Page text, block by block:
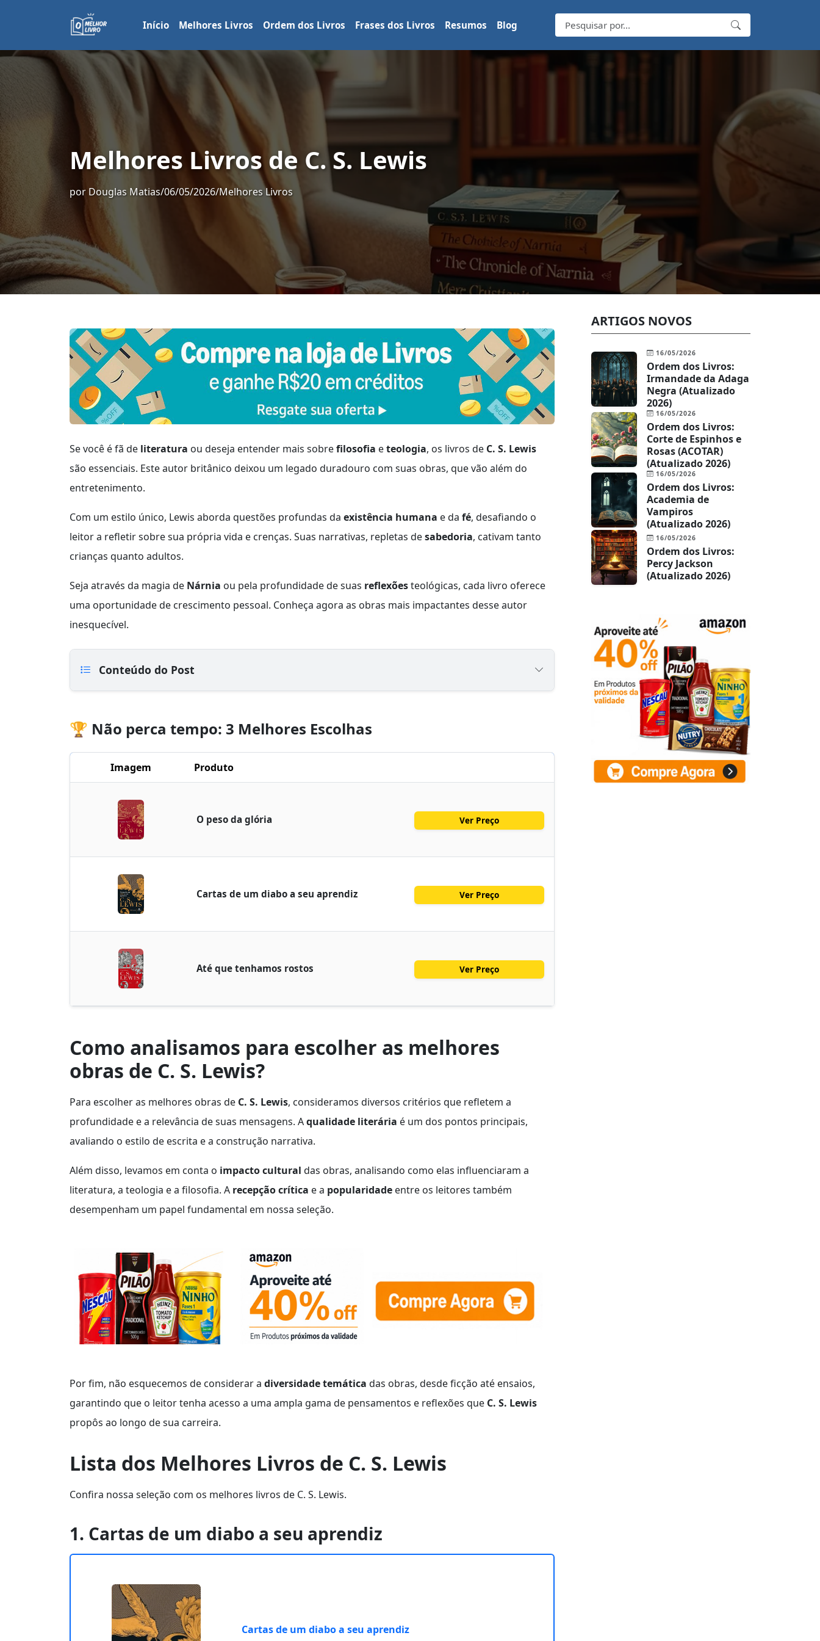
Início Melhores Livros Ordem dos Livros Frases dos Livros Resumos Blog
Melhores Livros de C. S. Lewis
por Douglas Matias/06/05/2026/Melhores Livros
Se você é fã de literatura ou deseja entender mais sobrefilosofia eteologia, os livros de C. S. Lewis
são essenciais. Este autor britânico deixou um legado duradouro com suas obras, que vão além do
entretenimento.
Com um estilo único, Lewis aborda questões profundas da existência humana e da fé, desafiando o
leitor a refletir sobre sua própria vida e crenças. Suas narrativas, repletas desabedoria, cativam tanto
crianças quanto adultos.
Seja através da magia de Nárnia ou pela profundidade de suas reflexõesteológicas, cada livro oferece
uma oportunidade de crescimento pessoal. Conheça agora as obras mais impactantes desse autor
inesquecível.
Conteúdo do Post
🏆 Não perca tempo: 3 Melhores Escolhas
Imagem Produto
O peso da glória Ver Preço
Cartas de um diabo a seu aprendiz Ver Preço
Até que tenhamos rostos Ver Preço
Como analisamos para escolher as melhores
obras de C. S. Lewis?
Para escolher as melhores obras de C. S. Lewis, consideramos diversos critérios que refletem a
profundidade e a relevância de suas mensagens. Aqualidade literária é um dos pontos principais,
avaliando o estilo de escrita e a construção narrativa.
Além disso, levamos em conta o impacto cultural das obras, analisando como elas influenciaram a
literatura, a teologia e a filosofia. A recepção crítica e a popularidade entre os leitores também
desempenham um papel fundamental em nossa seleção.
Por fim, não esquecemos de considerar a diversidade temática das obras, desde ficção até ensaios,
garantindo que o leitor tenha acesso a uma ampla gama de pensamentos e reflexões que C. S. Lewis
propôs ao longo de sua carreira.
Lista dos Melhores Livros de C. S. Lewis
Confira nossa seleção com os melhores livros de C. S. Lewis.
1. Cartas de um diabo a seu aprendiz
Cartas de um diabo a seu aprendiz
ARTIGOS NOVOS
16/05/2026
Ordem dos Livros:
Irmandade da Adaga
Negra (Atualizado
2026)
16/05/2026
Ordem dos Livros:
Corte de Espinhos e
Rosas (ACOTAR)
(Atualizado 2026)
16/05/2026
Ordem dos Livros:
Academia de
Vampiros
(Atualizado 2026)
16/05/2026
Ordem dos Livros:
Percy Jackson
(Atualizado 2026)